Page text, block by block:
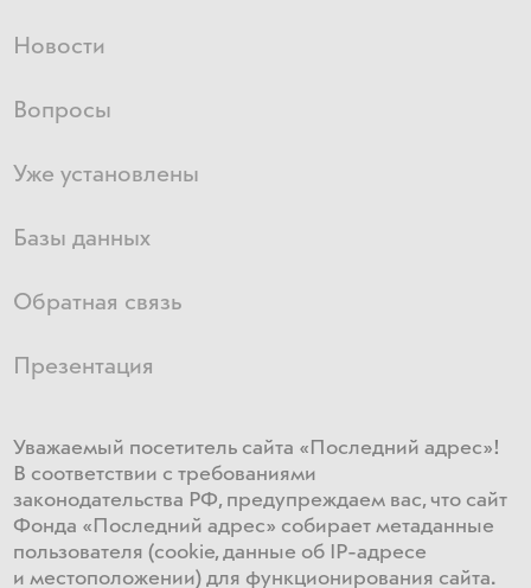
Новости
Вопросы
Уже установлены
Базы данных
Обратная связь
Презентация
Уважаемый посетитель сайта «Последний адрес»!
В соответствии с требованиями
законодательства РФ, предупреждаем вас, что сайт
Фонда «Последний адрес» собирает метаданные
пользователя (cookie, данные об IP-адресе
и местоположении) для функционирования сайта​.